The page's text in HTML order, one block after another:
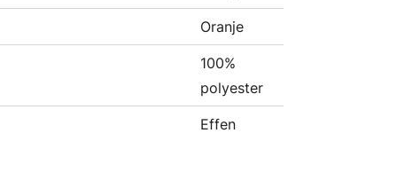
Oranje
100%
polyester
Effen